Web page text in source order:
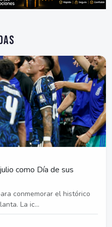
como Día de sus
conmemorar el histórico
La ic...